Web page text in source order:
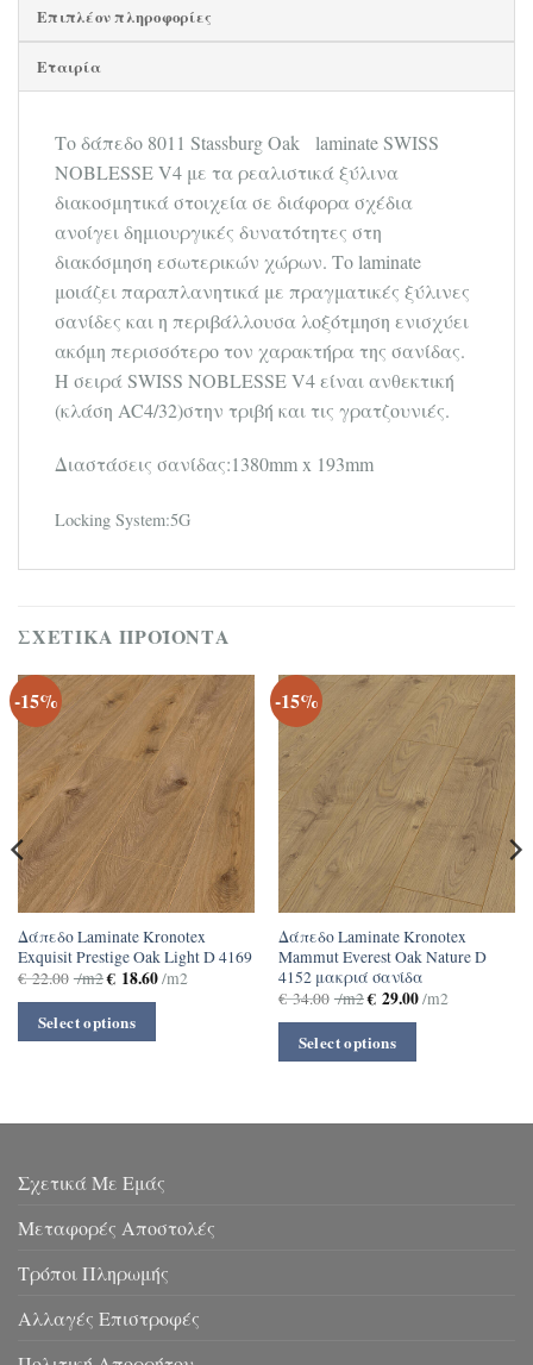
Επιπλέον πληροφορίες
Εταιρία
Tο δάπεδο 8011 Stassburg Oak laminate SWISS
NOBLESSE V4 με τα ρεαλιστικά ξύλινα
διακοσμητικά στοιχεία σε διάφορα σχέδια
ανοίγει δημιουργικές δυνατότητες στη
διακόσμηση εσωτερικών χώρων. Το laminate
μοιάζει παραπλανητικά με πραγματικές ξύλινες
σανίδες και η περιβάλλουσα λοξότμηση ενισχύει
ακόμη περισσότερο τον χαρακτήρα της σανίδας.
Η σειρά SWISS NOBLESSE V4 είναι ανθεκτική
(κλάση AC4/32)στην τριβή και τις γρατζουνιές.
Διαστάσεις σανίδας:1380mm x 193mm
Locking System:5G
ΣΧΕΤΙΚΆ ΠΡΟΪΌΝΤΑ
-15%
Δάπεδο Laminate Kronotex
Exquisit Prestige Oak Light D 4169
€22.00 /m2€18.60/m2
Select options
-15%
Δάπεδο Laminate Kronotex
Mammut Everest Oak Nature D
4152 μακριά σανίδα
€34.00 /m2€29.00/m2
Select options
Σχετικά Με Εμάς
Μεταφορές Αποστολές
Τρόποι Πληρωμής
Αλλαγές Επιστροφές